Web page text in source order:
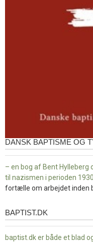
DANSK BAPTISME OG
– en bog af Bent Hylleberg
til nazismen i perioden
fortælle om arbejdet inden
baptist.dk
BAPTIST.DK
baptist.dk er både et blad